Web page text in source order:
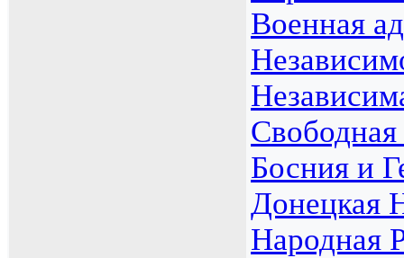
Военная
Свободная
Босния и
Донецкая
Народная